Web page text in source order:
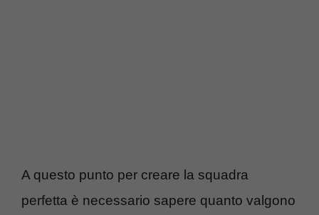
A questo punto per creare la squadra
perfetta è necessario sapere quanto valgono